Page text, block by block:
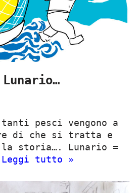
pesci vengono a
di che si tratta e
la storia…. Lunario =
Leggi tutto »